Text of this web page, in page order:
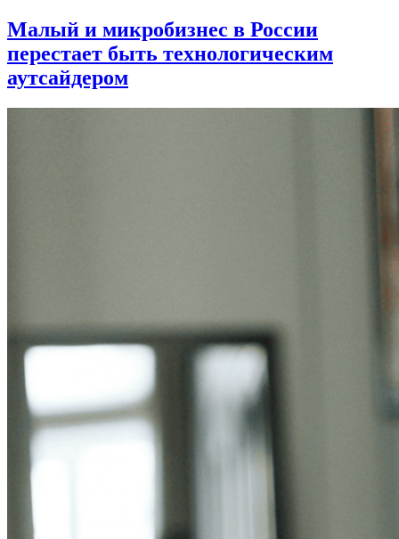
Малый и микробизнес в России
перестает быть технологическим
аутсайдером